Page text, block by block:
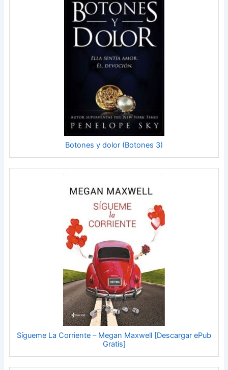
Botones y dolor (Botones 3)
Sígueme La Corriente – Megan Maxwell [Descargar ePub
Gratis]